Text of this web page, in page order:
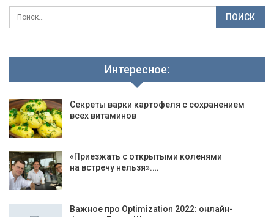
Интересное:
Секреты варки картофеля с сохранением
всех витаминов
«Приезжать с открытыми коленями
на встречу нельзя».…
Важное про Optimization 2022: онлайн-